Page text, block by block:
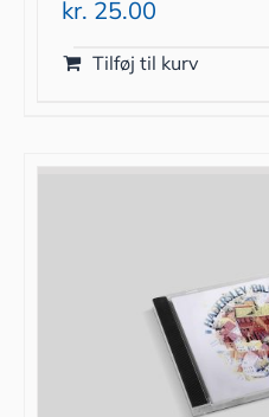
kr. 25.00
Tilføj til kurv